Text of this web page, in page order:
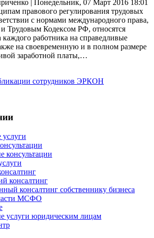
| Понедельник, 07 Март 2016 18:01
правового регулирования трудовых
с нормами международного права,
Трудовым Кодексом РФ, относятся
каждого работника на справедливые
на своевременную и в полном размере
заработной платы,…
сотрудников ЭРКОН
услуги
консультации
консалтинг
консалтинг собственнику бизнеса
МСФО
услуги юридическим лицам